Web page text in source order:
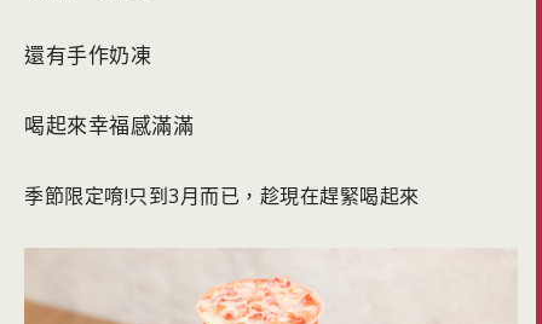
還有手作奶凍
喝起來幸福感滿滿
季節限定唷!只到3月而已，趁現在趕緊喝起來